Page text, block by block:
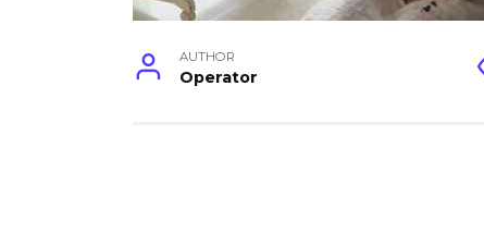
AUTHOR
Operator